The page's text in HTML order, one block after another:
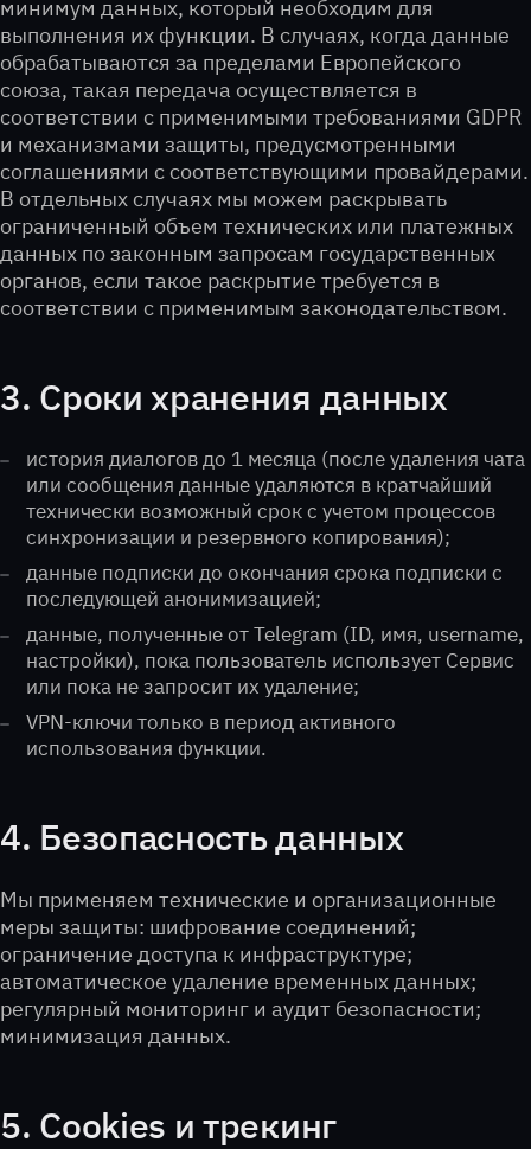
минимум данных, который необходим для
выполнения их функции. В случаях, когда данные
обрабатываются за пределами Европейского
союза, такая передача осуществляется в
соответствии с применимыми требованиями GDPR
и механизмами защиты, предусмотренными
соглашениями с соответствующими провайдерами.
В отдельных случаях мы можем раскрывать
ограниченный объем технических или платежных
данных по законным запросам государственных
органов, если такое раскрытие требуется в
соответствии с применимым законодательством.
3. Сроки хранения данных
история диалогов до 1 месяца (после удаления чата
или сообщения данные удаляются в кратчайший
технически возможный срок с учетом процессов
синхронизации и резервного копирования);
данные подписки до окончания срока подписки с
последующей анонимизацией;
данные, полученные от Telegram (ID, имя, username,
настройки), пока пользователь использует Сервис
или пока не запросит их удаление;
VPN-ключи только в период активного
использования функции.
4. Безопасность данных
Мы применяем технические и организационные
меры защиты: шифрование соединений;
ограничение доступа к инфраструктуре;
автоматическое удаление временных данных;
регулярный мониторинг и аудит безопасности;
минимизация данных.
5. Cookies и трекинг